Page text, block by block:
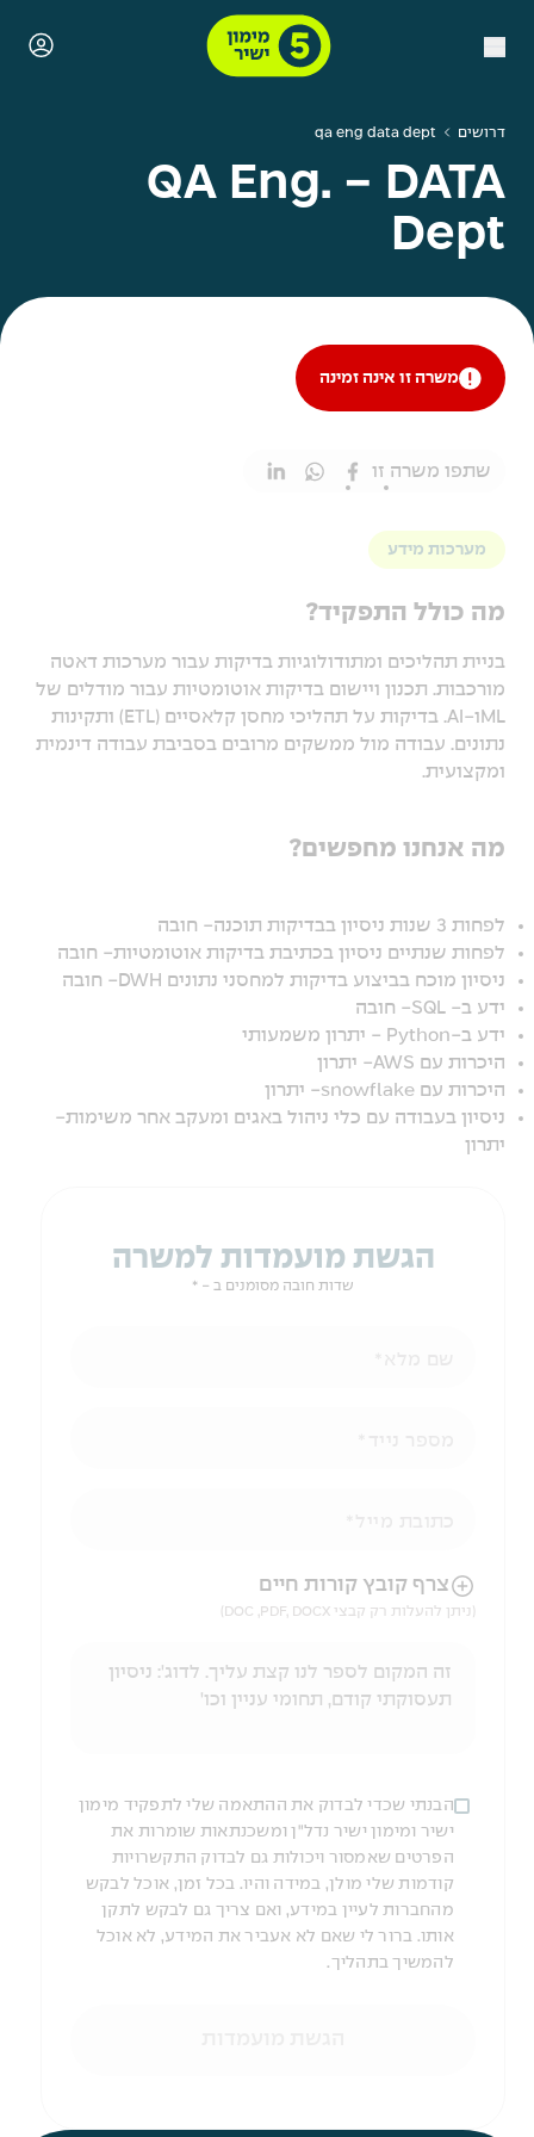
דרושים qa eng data dept
QA Eng. - DATA
Dept
משרה זו אינה זמינה
שתפו משרה זו
מערכות מידע
מה כולל התפקיד?
בניית תהליכים ומתודולוגיות בדיקות עבור מערכות דאטה
מורכבות. תכנון ויישום בדיקות אוטומטיות עבור מודלים של
MLו-AI. בדיקות על תהליכי מחסן קלאסיים (ETL) ותקינות
נתונים. עבודה מול ממשקים מרובים בסביבת עבודה דינמית
ומקצועית.
מה אנחנו מחפשים?
לפחות 3 שנות ניסיון בבדיקות תוכנה- חובה
לפחות שנתיים ניסיון בכתיבת בדיקות אוטומטיות- חובה
ניסיון מוכח בביצוע בדיקות למחסני נתונים DWH- חובה
ידע ב- SQL- חובה
ידע ב-Python - יתרון משמעותי
היכרות עם AWS- יתרון
היכרות עם snowflake- יתרון
ניסיון בעבודה עם כלי ניהול באגים ומעקב אחר משימות-
יתרון
הגשת מועמדות למשרה
שדות חובה מסומנים ב - *
הניווט לאחר העלאת הקובץ באמצעות מקש ה-TAB
צרף קובץ קורות חיים
(ניתן להעלות רק קבצי DOC ,PDF, DOCX)
הבנתי שכדי לבדוק את ההתאמה שלי לתפקיד מימון
ישיר ומימון ישיר נדל"ן ומשכנתאות שומרות את
הפרטים שאמסור ויכולות גם לבדוק התקשרויות
קודמות שלי מולן, במידה והיו. בכל זמן, אוכל לבקש
מהחברות לעיין במידע, ואם צריך גם לבקש לתקן
אותו. ברור לי שאם לא אעביר את המידע, לא אוכל
להמשיך בתהליך.